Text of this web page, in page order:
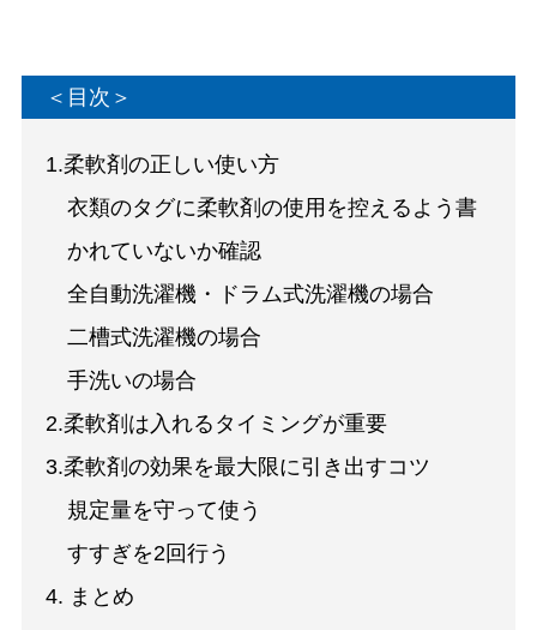
＜目次＞
1.柔軟剤の正しい使い方
衣類のタグに柔軟剤の使用を控えるよう書
かれていないか確認
全自動洗濯機・ドラム式洗濯機の場合
二槽式洗濯機の場合
手洗いの場合
2.柔軟剤は入れるタイミングが重要
3.柔軟剤の効果を最大限に引き出すコツ
規定量を守って使う
すすぎを2回行う
4. まとめ